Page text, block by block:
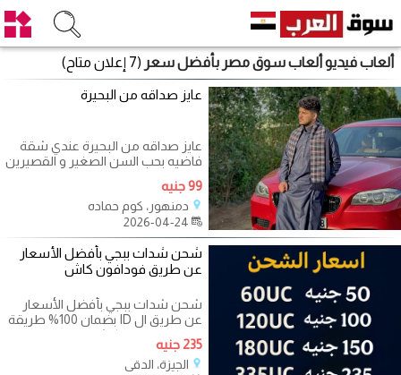
ألعاب فيديو ألعاب سوق مصر بأفضل سعر (7 إعلان متاح)
عايز صداقه من البحيرة
عايز صداقه من البحيرة عندي شقة
فاضيه بحب السن الصغير و القصيرين
اهم حاجة الجدية
99 جنيه
دمنهور، كوم حماده
شحن شدات ببجي بأفضل الأسعار
عن طريق فودافون كاش
شحن شدات ببجي بأفضل الأسعار
عن طريق ال ID بضمان 100% طريقة
الدفع فودافون كاش
235 جنيه
الجيزة، الدقي